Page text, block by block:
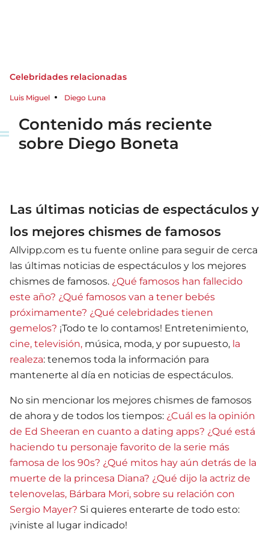
Celebridades relacionadas
Luis Miguel Diego Luna
Contenido más reciente
sobre Diego Boneta
Las últimas noticias de espectáculos y
los mejores chismes de famosos
Allvipp.com es tu fuente online para seguir de cerca
las últimas noticias de espectáculos y los mejores
chismes de famosos. ¿Qué famosos han fallecido
este año? ¿Qué famosos van a tener bebés
próximamente? ¿Qué celebridades tienen
gemelos? ¡Todo te lo contamos! Entretenimiento,
cine, televisión, música, moda, y por supuesto, la
realeza: tenemos toda la información para
mantenerte al día en noticias de espectáculos.
No sin mencionar los mejores chismes de famosos
de ahora y de todos los tiempos: ¿Cuál es la opinión
de Ed Sheeran en cuanto a dating apps? ¿Qué está
haciendo tu personaje favorito de la serie más
famosa de los 90s? ¿Qué mitos hay aún detrás de la
muerte de la princesa Diana? ¿Qué dijo la actriz de
telenovelas, Bárbara Mori, sobre su relación con
Sergio Mayer? Si quieres enterarte de todo esto:
¡viniste al lugar indicado!